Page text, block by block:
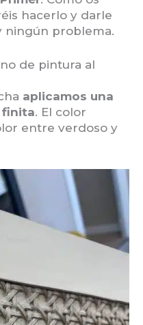
hacerlo y darle
ningún problema.
de pintura al
aplicamos una
finita. El color
entre verdoso y